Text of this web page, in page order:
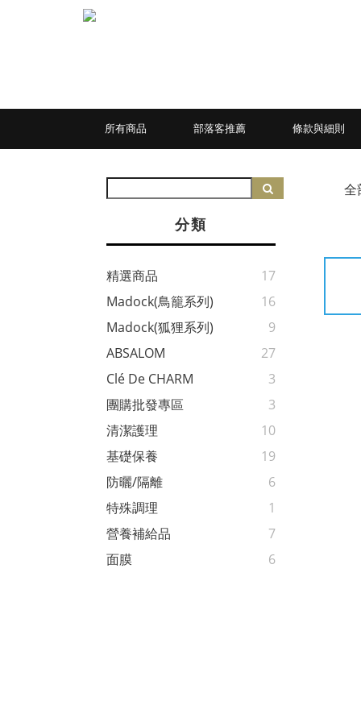
所有商品 部落客推薦 條款與細則
分類
精選商品
17
Madock(鳥籠系列)
16
Madock(狐狸系列)
9
ABSALOM
27
Clé De CHARM
3
團購批發專區
3
清潔護理
10
基礎保養
19
防曬/隔離
6
特殊調理
1
營養補給品
7
面膜
6
全